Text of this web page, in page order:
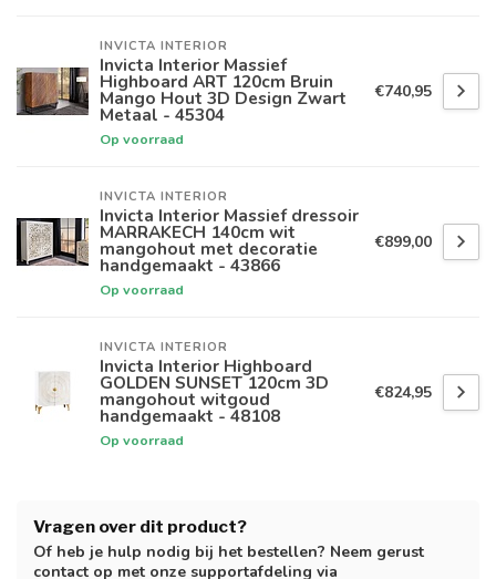
INVICTA INTERIOR
Invicta Interior Massief
Highboard ART 120cm Bruin
Mango Hout 3D Design Zwart
Metaal - 45304
Op voorraad
€740,95
INVICTA INTERIOR
Invicta Interior Massief dressoir
MARRAKECH 140cm wit
mangohout met decoratie
handgemaakt - 43866
Op voorraad
€899,00
INVICTA INTERIOR
Invicta Interior Highboard
GOLDEN SUNSET 120cm 3D
mangohout witgoud
handgemaakt - 48108
Op voorraad
€824,95
Vragen over dit product?
Of heb je hulp nodig bij het bestellen? Neem gerust
contact op met onze supportafdeling via